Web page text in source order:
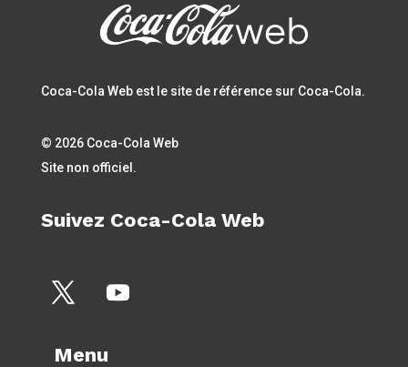
Coca-Cola Web est le site de référence sur Coca-Cola.
© 2026 Coca-Cola Web
Site non officiel.
Suivez Coca-Cola Web
Menu